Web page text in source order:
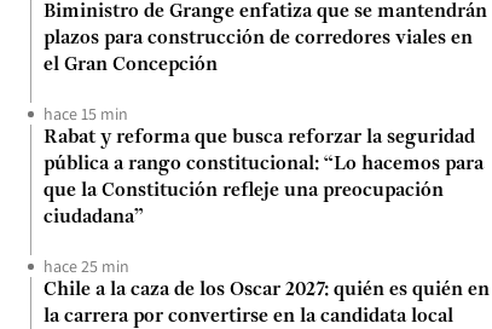
Biministro de Grange enfatiza que se mantendrán
plazos para construcción de corredores viales en
el Gran Concepción
hace 15 min
Rabat y reforma que busca reforzar la seguridad
pública a rango constitucional: “Lo hacemos para
que la Constitución refleje una preocupación
ciudadana”
hace 25 min
Chile a la caza de los Oscar 2027: quién es quién en
la carrera por convertirse en la candidata local